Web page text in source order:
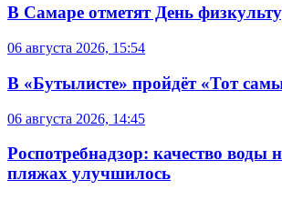
В Самаре отметят День
06 августа 2026, 15:54
В «Бутылисте» пройдёт «Тот
06 августа 2026, 14:45
Роспотребнадзор: качество воды
пляжах улучшилось